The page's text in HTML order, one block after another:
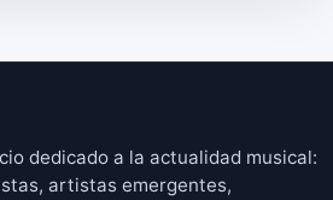
dedicado a la actualidad musical:
artistas emergentes,